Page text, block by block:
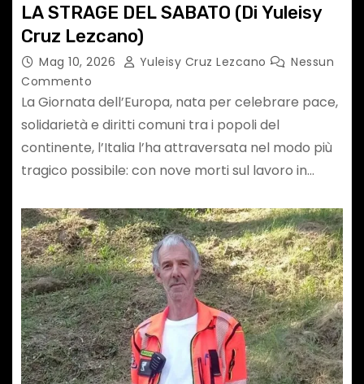
LA STRAGE DEL SABATO (Di Yuleisy
Cruz Lezcano)
Mag 10, 2026 Yuleisy Cruz Lezcano
Nessun
Commento
La Giornata dell’Europa, nata per celebrare pace,
solidarietà e diritti comuni tra i popoli del
continente, l’Italia l’ha attraversata nel modo più
tragico possibile: con nove morti sul lavoro in…